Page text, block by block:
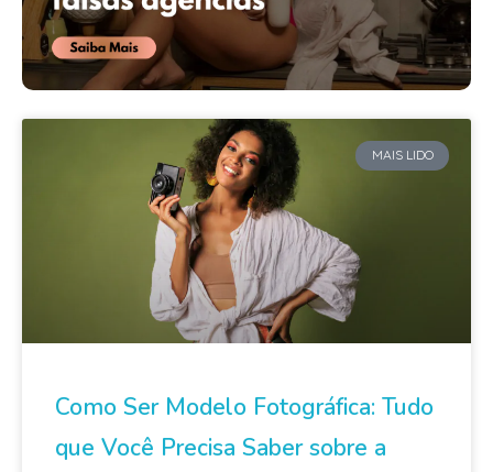
MAIS LIDO
Como Ser Modelo Fotográfica: Tudo
que Você Precisa Saber sobre a